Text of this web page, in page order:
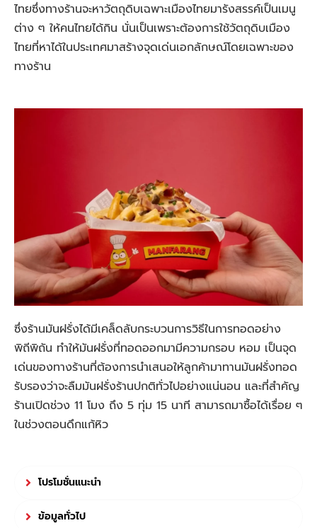
ไทยซึ่งทางร้านจะหาวัตถุดิบเฉพาะเมืองไทยมารังสรรค์เป็นเมนู
ต่าง ๆ ให้คนไทยได้กิน นั่นเป็นเพราะต้องการใช้วัตถุดิบเมือง
ไทยที่หาได้ในประเทศมาสร้างจุดเด่นเอกลักษณ์โดยเฉพาะของ
ทางร้าน
ซึ่งร้านมันฝรั่งได้มีเคล็ดลับกระบวนการวิธีในการทอดอย่าง
พิถีพิถัน ทำให้มันฝรั่งที่ทอดออกมามีความกรอบ หอม เป็นจุด
เด่นของทางร้านที่ต้องการนำเสนอให้ลูกค้ามาทานมันฝรั่งทอด
รับรองว่าจะลืมมันฝรั่งร้านปกติทั่วไปอย่างแน่นอน และที่สำคัญ
ร้านเปิดช่วง 11 โมง ถึง 5 ทุ่ม 15 นาที สามารถมาซื้อได้เรื่อย ๆ
ในช่วงตอนดึกแก้หิว
โปรโมชั่นแนะนำ
ข้อมูลทั่วไป